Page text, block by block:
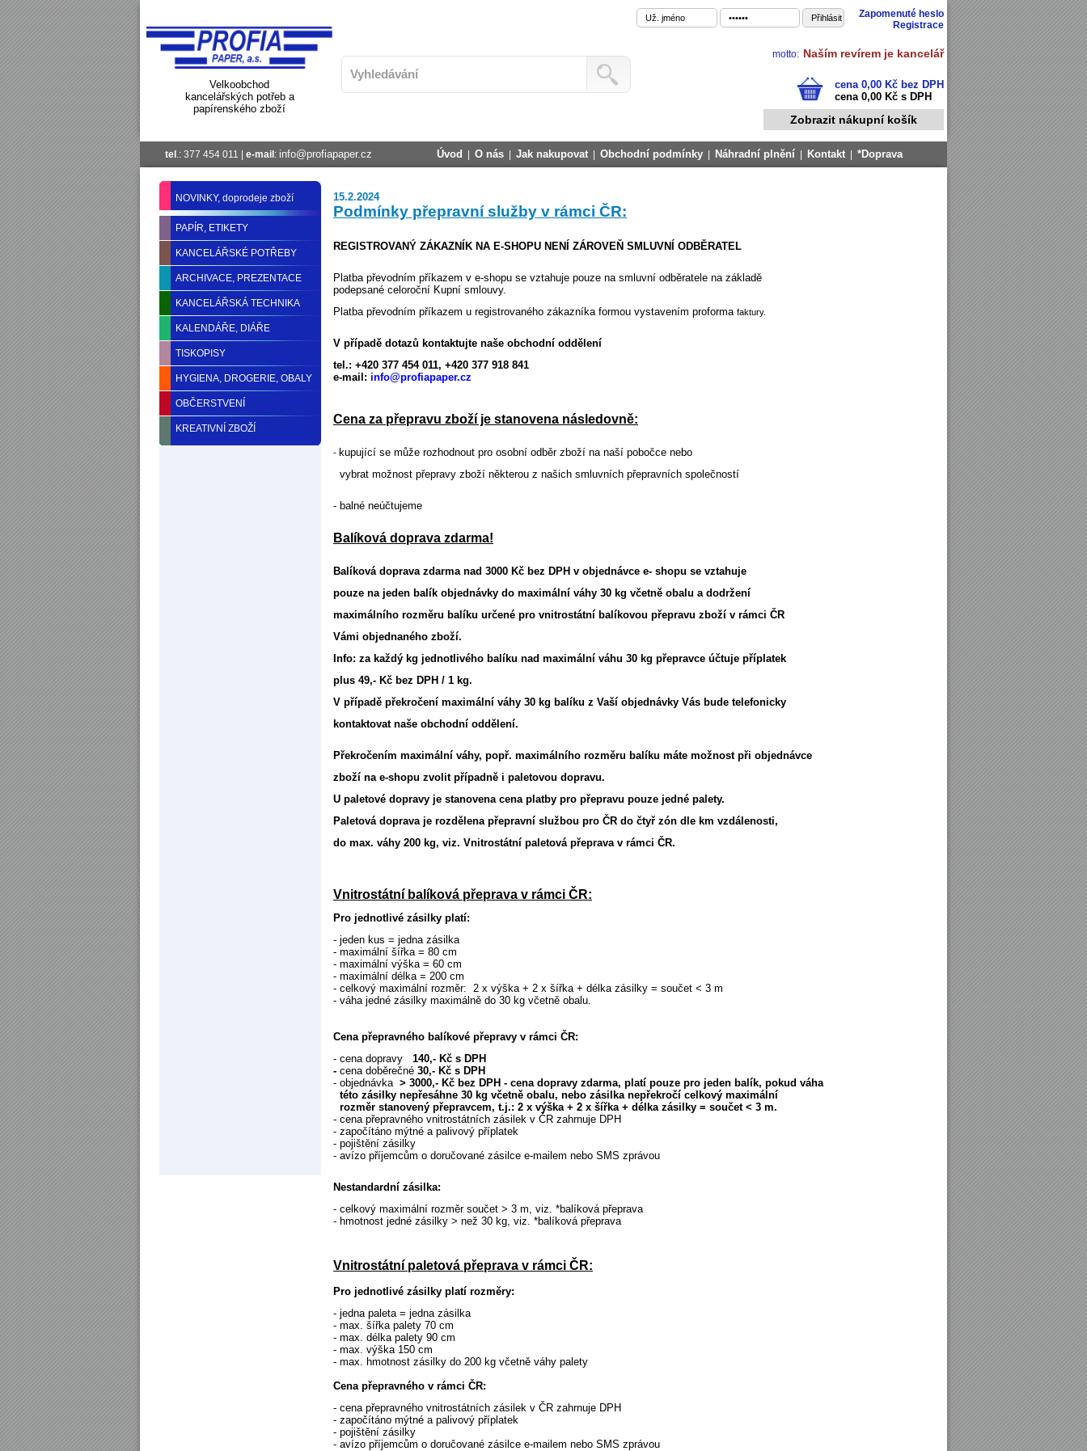
Velkoobchod
kancelářských potřeb a
papírenského zboží
Zapomenuté heslo
Registrace
motto: Naším revírem je kancelář
cena 0,00 Kč bez DPH
cena 0,00 Kč s DPH
Zobrazit nákupní košík
tel .: 377 454 011 | e-mail : info@profiapaper.cz Úvod O nás Jak nakupovat Obchodní podmínky Náhradní plnění Kontakt *Doprava
NOVINKY, doprodeje zboží
PAPÍR, ETIKETY
KANCELÁŘSKÉ POTŘEBY
ARCHIVACE, PREZENTACE
KANCELÁŘSKÁ TECHNIKA
KALENDÁŘE, DIÁŘE
TISKOPISY
HYGIENA, DROGERIE, OBALY
OBČERSTVENÍ
KREATIVNÍ ZBOŽÍ
15.2.2024
Podmínky přepravní služby v rámci ČR:
REGISTROVANÝ ZÁKAZNÍK NA E-SHOPU NENÍ ZÁROVEŇ SMLUVNÍ ODBĚRATEL
Platba převodním příkazem v e-shopu se vztahuje pouze na smluvní odběratele na základě
podepsané celoroční Kupní smlouvy.
Platba převodním příkazem u registrovaného zákazníka formou vystavením proforma faktury.
V případě dotazů kontaktujte naše obchodní oddělení
tel.: +420 377 454 011, +420 377 918 841
e-mail: info@profiapaper.cz
Cena za přepravu zboží je stanovena následovně:
- kupující se může rozhodnout pro osobní odběr zboží na naší pobočce nebo
vybrat možnost přepravy zboží některou z našich smluvních přepravních společností
- balné neúčtujeme
Balíková doprava zdarma!
Balíková doprava zdarma nad 3000 Kč bez DPH v objednávce e- shopu se vztahuje
pouze na jeden balík objednávky do maximální váhy 30 kg včetně obalu a dodržení
maximálního rozměru balíku určené pro vnitrostátní balíkovou přepravu zboží v rámci ČR
Vámi objednaného zboží.
Info: za každý kg jednotlivého balíku nad maximální váhu 30 kg přepravce účtuje příplatek
plus 49,- Kč bez DPH / 1 kg.
V případě překročení maximální váhy 30 kg balíku z Vaší objednávky Vás bude telefonicky
kontaktovat naše obchodní oddělení.
Překročením maximální váhy, popř. maximálního rozměru balíku máte možnost při objednávce
zboží na e-shopu zvolit případně i paletovou dopravu.
U paletové dopravy je stanovena cena platby pro přepravu pouze jedné palety.
Paletová doprava je rozdělena přepravní službou pro ČR do čtyř zón dle km vzdálenosti,
do max. váhy 200 kg, viz. Vnitrostátní paletová přeprava v rámci ČR.
Vnitrostátní balíková přeprava v rámci ČR:
Pro jednotlivé zásilky platí:
- jeden kus = jedna zásilka
- maximální šířka = 80 cm
- maximální výška = 60 cm
- maximální délka = 200 cm
- celkový maximální rozměr: 2 x výška + 2 x šířka + délka zásilky = součet < 3 m
- váha jedné zásilky maximálně do 30 kg včetně obalu.
Cena přepravného balíkové přepravy v rámci ČR:
- cena dopravy 140,- Kč s DPH
- cena doběrečné 30,- Kč s DPH
- objednávka > 3000,- Kč bez DPH - cena dopravy zdarma, platí pouze pro jeden balík, pokud váha
této zásilky nepřesáhne 30 kg včetně obalu, nebo zásilka nepřekročí celkový maximální
rozměr stanovený přepravcem, t.j.: 2 x výška + 2 x šířka + délka zásilky = součet < 3 m.
- cena přepravného vnitrostátních zásilek v ČR zahrnuje DPH
- započítáno mýtné a palivový příplatek
- pojištění zásilky
- avízo příjemcům o doručované zásilce e-mailem nebo SMS zprávou
Nestandardní zásilka:
- celkový maximální rozměr součet > 3 m, viz. *balíková přeprava
- hmotnost jedné zásilky > než 30 kg, viz. *balíková přeprava
Vnitrostátní paletová přeprava v rámci ČR:
Pro jednotlivé zásilky platí rozměry:
- jedna paleta = jedna zásilka
- max. šířka palety 70 cm
- max. délka palety 90 cm
- max. výška 150 cm
- max. hmotnost zásilky do 200 kg včetně váhy palety
Cena přepravného v rámci ČR:
- cena přepravného vnitrostátních zásilek v ČR zahrnuje DPH
- započítáno mýtné a palivový příplatek
- pojištění zásilky
- avízo příjemcům o doručované zásilce e-mailem nebo SMS zprávou